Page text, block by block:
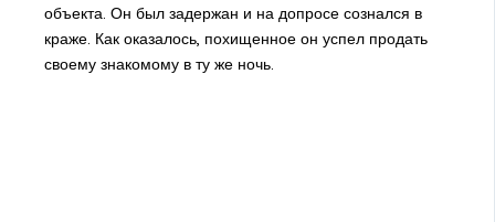
объекта. Он был задержан и на допросе сознался в
краже. Как оказалось, похищенное он успел продать
своему знакомому в ту же ночь.